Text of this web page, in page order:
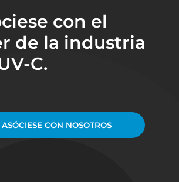
con el
de la industria
C.
ASÓCIESE CON NOSOTROS